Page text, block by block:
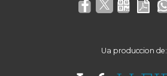
Ua produccion de: